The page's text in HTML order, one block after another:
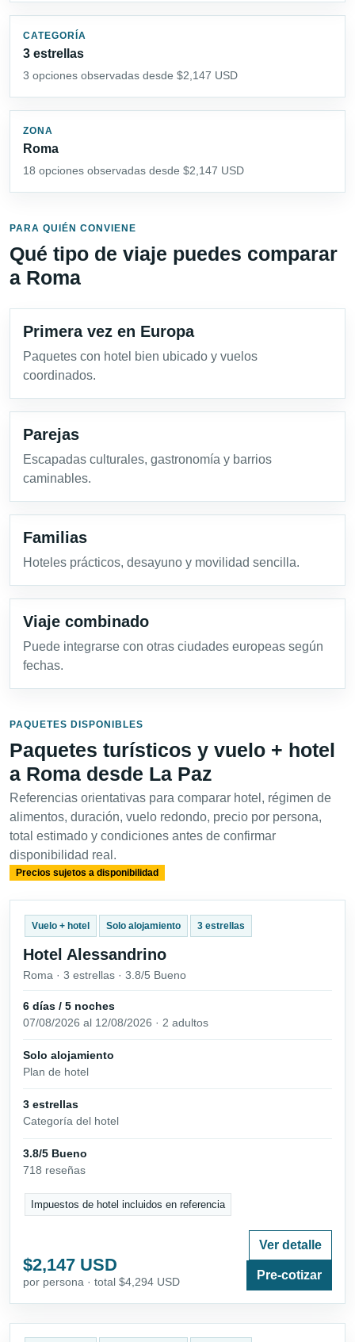
CATEGORÍA
3 estrellas
3 opciones observadas desde $2,147 USD
ZONA
Roma
18 opciones observadas desde $2,147 USD
PARA QUIÉN CONVIENE
Qué tipo de viaje puedes comparar
a Roma
Primera vez en Europa
Paquetes con hotel bien ubicado y vuelos
coordinados.
Parejas
Escapadas culturales, gastronomía y barrios
caminables.
Familias
Hoteles prácticos, desayuno y movilidad sencilla.
Viaje combinado
Puede integrarse con otras ciudades europeas según
fechas.
PAQUETES DISPONIBLES
Paquetes turísticos y vuelo + hotel
a Roma desde La Paz
Referencias orientativas para comparar hotel, régimen de
alimentos, duración, vuelo redondo, precio por persona,
total estimado y condiciones antes de confirmar
disponibilidad real.
Precios sujetos a disponibilidad
Vuelo + hotel Solo alojamiento 3 estrellas
Hotel Alessandrino
Roma · 3 estrellas · 3.8/5 Bueno
6 días / 5 noches
07/08/2026 al 12/08/2026 · 2 adultos
Solo alojamiento
Plan de hotel
3 estrellas
Categoría del hotel
3.8/5 Bueno
718 reseñas
Impuestos de hotel incluidos en referencia
$2,147 USD
por persona · total $4,294 USD
Ver detalle
Pre-cotizar